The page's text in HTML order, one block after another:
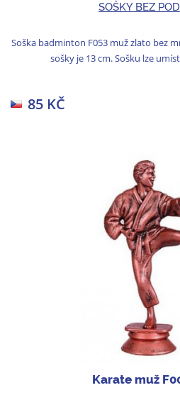
SOŠKY BEZ
Soška badminton F053 muž zlato bez
sošky je 13 cm. Sošku lze
85 KČ
Karate muž